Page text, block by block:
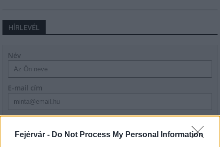
Fejérvár - Do Not Process My Personal Information
HÍRLEVÉL
Név
E-mail cím
szabályzatot!